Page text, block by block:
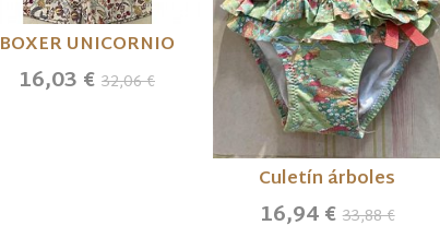
BOXER UNICORNIO
16,03 €32,06 €
Culetín árboles
16,94 €33,88 €